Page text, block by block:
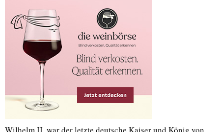
Wilhelm II. war der letzte deutsche Kaiser und König von